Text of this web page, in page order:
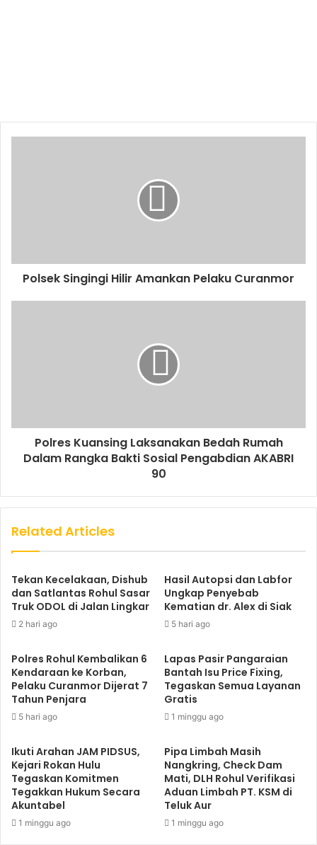
Polsek Singingi Hilir Amankan Pelaku Curanmor
Polres Kuansing Laksanakan Bedah Rumah
Dalam Rangka Bakti Sosial Pengabdian AKABRI
90
Related Articles
Tekan Kecelakaan, Dishub
dan Satlantas Rohul Sasar
Truk ODOL di Jalan Lingkar
2 hari ago
Hasil Autopsi dan Labfor
Ungkap Penyebab
Kematian dr. Alex di Siak
5 hari ago
Polres Rohul Kembalikan 6
Kendaraan ke Korban,
Pelaku Curanmor Dijerat 7
Tahun Penjara
5 hari ago
Lapas Pasir Pangaraian
Bantah Isu Price Fixing,
Tegaskan Semua Layanan
Gratis
1 minggu ago
Ikuti Arahan JAM PIDSUS,
Kejari Rokan Hulu
Tegaskan Komitmen
Tegakkan Hukum Secara
Akuntabel
1 minggu ago
Pipa Limbah Masih
Nangkring, Check Dam
Mati, DLH Rohul Verifikasi
Aduan Limbah PT. KSM di
Teluk Aur
1 minggu ago